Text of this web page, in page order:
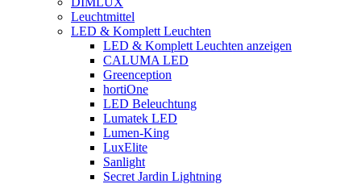
Leuchtmittel
LED & Komplett Leuchten
LED & Komplett Leuchten anzeigen
CALUMA LED
Greenception
hortiOne
LED Beleuchtung
Lumatek LED
Lumen-King
LuxElite
Sanlight
Secret Jardin Lightning